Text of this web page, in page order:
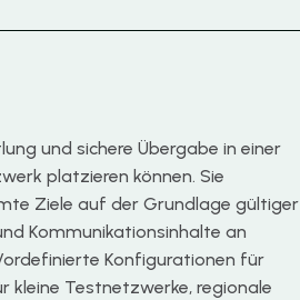
und sichere Übergabe in einer
platzieren können. Sie
Ziele auf der Grundlage gültiger
Kommunikationsinhalte an
Konfigurationen für
kleine Testnetzwerke, regionale